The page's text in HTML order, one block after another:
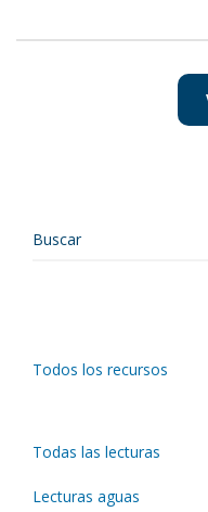
Todos los recursos
Todas las lecturas
Lecturas aguas